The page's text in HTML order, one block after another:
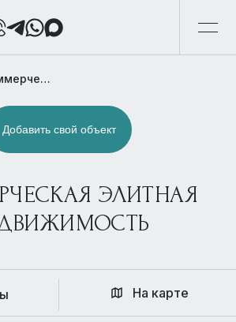
Коммерческая элитная недвижимость
Добавить свой объект
ЭЛИТНАЯ
На карте